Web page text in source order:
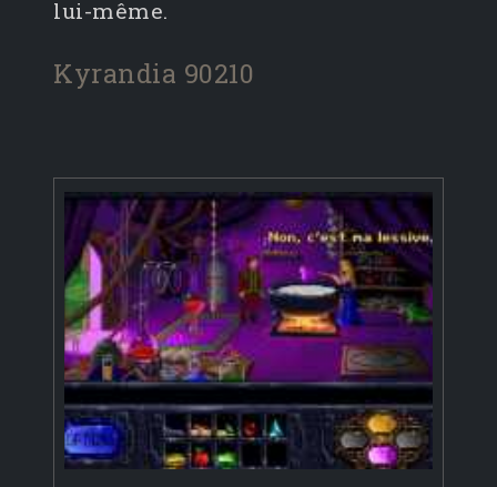
lui-même.
Kyrandia 90210